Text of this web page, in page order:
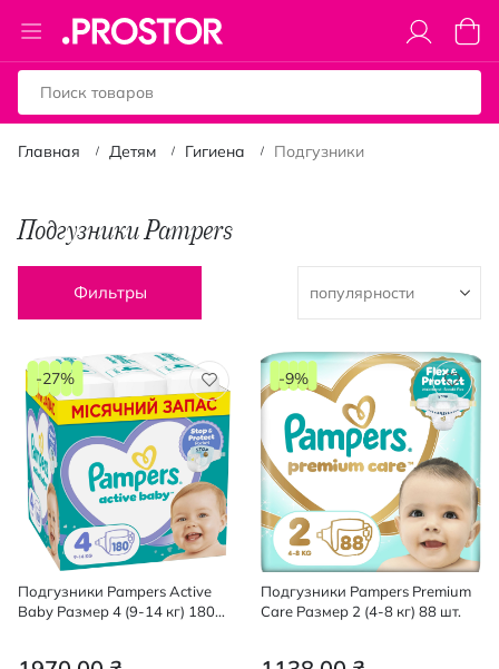
Toggle
Nav
Моя
Главная Детям Гигиена Подгузники
Подгузники Pampers
Фильтры
Подгузники Pampers Active
Baby Размер 4 (9-14 кг) 180
-27%
Подгузники Pampers Premium
Care Размер 2 (4-8 кг) 88 шт.
-9%